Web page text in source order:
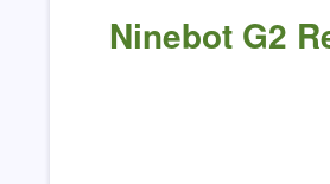
Ninebot G2